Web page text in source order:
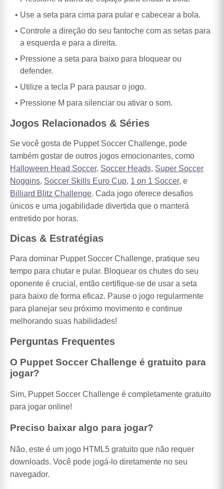
Use a seta para cima para pular e cabecear a bola.
Controle a direção do seu fantoche com as setas para
a esquerda e para a direita.
Pressione a seta para baixo para bloquear ou
defender.
Utilize a tecla P para pausar o jogo.
Pressione M para silenciar ou ativar o som.
Jogos Relacionados & Séries
Se você gosta de Puppet Soccer Challenge, pode
também gostar de outros jogos emocionantes, como
Halloween Head Soccer, Soccer Heads, Super Soccer
Noggins, Soccer Skills Euro Cup, 1 on 1 Soccer, e
Billiard Blitz Challenge. Cada jogo oferece desafios
únicos e uma jogabilidade divertida que o manterá
entretido por horas.
Dicas & Estratégias
Para dominar Puppet Soccer Challenge, pratique seu
tempo para chutar e pular. Bloquear os chutes do seu
oponente é crucial, então certifique-se de usar a seta
para baixo de forma eficaz. Pause o jogo regularmente
para planejar seu próximo movimento e continue
melhorando suas habilidades!
Perguntas Frequentes
O Puppet Soccer Challenge é gratuito para
jogar?
Sim, Puppet Soccer Challenge é completamente gratuito
para jogar online!
Preciso baixar algo para jogar?
Não, este é um jogo HTML5 gratuito que não requer
downloads. Você pode jogá-lo diretamente no seu
navegador.